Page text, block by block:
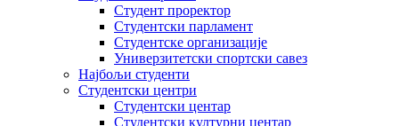
Студент проректор
Студентски парламент
Студентске организације
Универзитетски спортски савез
Најбољи студенти
Студентски центри
Студентски центар
Студентски културни центар